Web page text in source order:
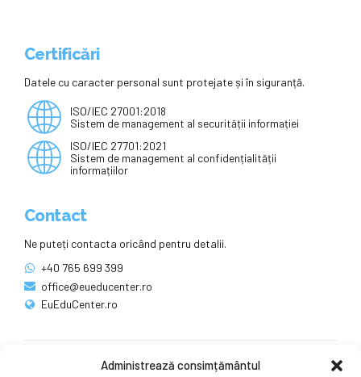
Administrează consimțământul
Certificări
Datele cu caracter personal sunt protejate și în siguranță.
ISO/IEC 27001:2018
Sistem de management al securității informației
ISO/IEC 27701:2021
Sistem de management al confidențialității
informațiilor
Contact
Ne puteți contacta oricând pentru detalii.
+40 765 699 399
office@eueducenter.ro
EuEduCenter.ro